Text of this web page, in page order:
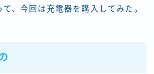
、今回は充電器を購入してみた。